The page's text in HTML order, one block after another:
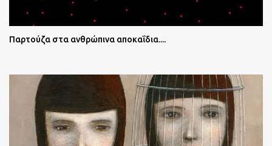
Παρτούζα στα ανθρώπινα αποκαΐδια....